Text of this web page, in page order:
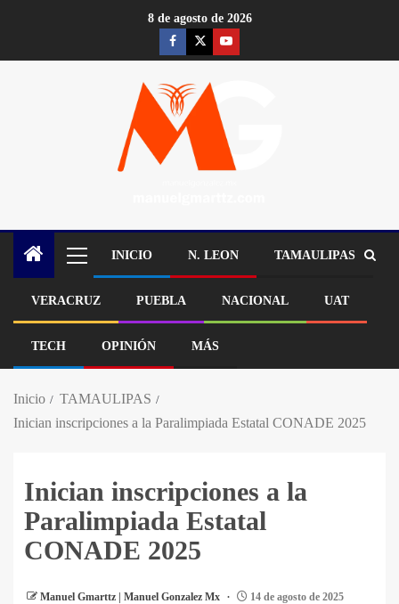
8 de agosto de 2026
INICIO N. LEON TAMAULIPAS
VERACRUZ PUEBLA NACIONAL UAT
TECH OPINIÓN MÁS
Inicio
TAMAULIPAS
Inician inscripciones a la Paralimpiada Estatal CONADE 2025
Inician inscripciones a la
Paralimpiada Estatal
CONADE 2025
Manuel Gmarttz | Manuel Gonzalez Mx 14 de agosto de 2025